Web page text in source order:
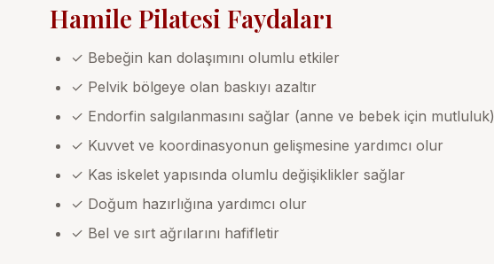
Hamile Pilatesi Faydaları
✓ Bebeğin kan dolaşımını olumlu etkiler
✓ Pelvik bölgeye olan baskıyı azaltır
✓ Endorfin salgılanmasını sağlar (anne ve bebek için mutluluk)
✓ Kuvvet ve koordinasyonun gelişmesine yardımcı olur
✓ Kas iskelet yapısında olumlu değişiklikler sağlar
✓ Doğum hazırlığına yardımcı olur
✓ Bel ve sırt ağrılarını hafifletir